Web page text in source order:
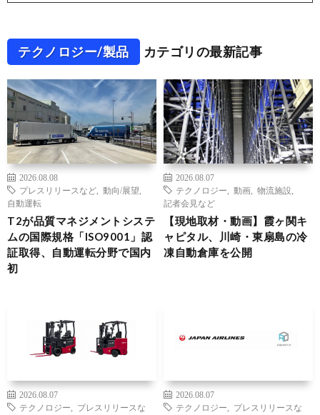
テクノロジー/製品 カテゴリの最新記事
2026.08.08
プレスリリースなど
動向/展望
自動運転
T2が品質マネジメントシステ
ムの国際規格「ISO9001」認
証取得、自動運転分野で国内
初
2026.08.07
テクノロジー
動画 物流施設
記者会見など
【現地取材・動画】霞ヶ関キ
ャピタル、川崎・東扇島の冷
凍自動倉庫を公開
2026.08.07
テクノロジー
プレスリリースな
2026.08.07
テクノロジー
プレスリリースな